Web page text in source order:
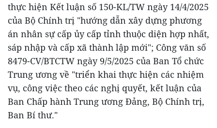
thực hiện Kết luận số 150-KL/TW ngày 14/4/2025
của Bộ Chính trị "hướng dẫn xây dựng phương
án nhân sự cấp ủy cấp tỉnh thuộc diện hợp nhất,
sáp nhập và cấp xã thành lập mới"; Công văn số
8479-CV/BTCTW ngày 9/5/2025 của Ban Tổ chức
Trung ương về "triển khai thực hiện các nhiệm
vụ, công việc theo các nghị quyết, kết luận của
Ban Chấp hành Trung ương Đảng, Bộ Chính trị,
Ban Bí thư."